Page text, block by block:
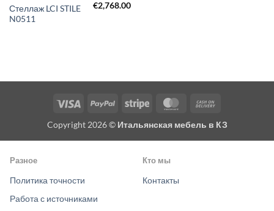
Стеллаж LCI STILE
N0511
€2,768.00
Visa PayPal Stripe MasterCard
Delivery
Copyright 2026 © Итальянская мебель в КЗ
Разное
Политика точности
Работа с источниками
Кто мы
Контакты